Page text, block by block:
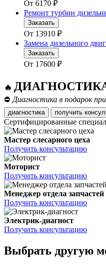
От 6170 ₽
Ремонт турбин
Заказать
От 13910 ₽
Замена дизельного
Заказать
От 17600 ₽
🔥 ДИАГНОСТИКА
⛔ Диагностика в подарок
диагностика получить
Сертифицированные
Мастер слесарного цеха
Получить консультацию
Моторист
Получить консультацию
Менеджер отдела запчастей
Получить консультацию
Электрик-диагност
Получить консультацию
Выбрать другую